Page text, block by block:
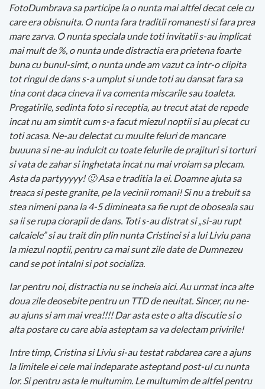
FotoDumbrava sa participe la o nunta mai altfel decat cele cu
care era obisnuita. O nunta fara traditii romanesti si fara prea
mare zarva. O nunta speciala unde toti invitatii s-au implicat
mai mult de %, o nunta unde distractia era prietena foarte
buna cu bunul-simt, o nunta unde am vazut ca intr-o clipita
tot ringul de dans s-a umplut si unde toti au dansat fara sa
tina cont daca cineva ii va comenta miscarile sau toaleta.
Pregatirile, sedinta foto si receptia, au trecut atat de repede
incat nu am simtit cum s-a facut miezul noptii si au plecat cu
toti acasa. Ne-au delectat cu muulte feluri de mancare
buuuna si ne-au indulcit cu toate felurile de prajituri si torturi
si vata de zahar si inghetata incat nu mai vroiam sa plecam.
Asta da partyyyyy! 🙂 Asa e traditia la ei. Doamne ajuta sa
treaca si peste granite, pe la vecinii romani! Si nu a trebuit sa
stea nimeni pana la 4-5 dimineata sa fie rupt de oboseala sau
sa ii se rupa ciorapii de dans. Toti s-au distrat si „si-au rupt
calcaiele” si au trait din plin nunta Cristinei si a lui Liviu pana
la miezul noptii, pentru ca mai sunt zile date de Dumnezeu
cand se pot intalni si pot socializa.
Iar pentru noi, distractia nu se incheia aici. Au urmat inca alte
doua zile deosebite pentru un TTD de neuitat. Sincer, nu ne-
au ajuns si am mai vrea!!!! Dar asta este o alta discutie si o
alta postare cu care abia asteptam sa va delectam privirile!
Intre timp, Cristina si Liviu si-au testat rabdarea care a ajuns
la limitele ei cele mai indeparate asteptand post-ul cu nunta
lor. Si pentru asta le multumim. Le multumim de altfel pentru